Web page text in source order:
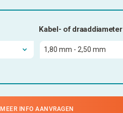
Kabel- of draaddiameter
MEER INFO AANVRAGEN